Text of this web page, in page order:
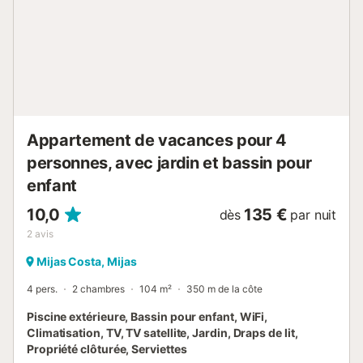
Appartement de vacances pour 4
personnes, avec jardin et bassin pour
enfant
10,0
2 avis
dès 135 € par nuit
Mijas Costa, Mijas
4 pers. 2 chambres 104 m² 350 m de la côte
Piscine extérieure, Bassin pour enfant, WiFi,
Climatisation, TV, TV satellite, Jardin, Draps de lit,
Propriété clôturée, Serviettes